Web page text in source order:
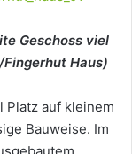
Geschoss viel
Haus)
Platz auf kleinem
Bauweise. Im